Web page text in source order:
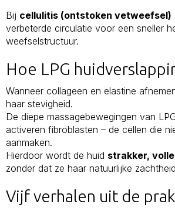
Bij cellulitis (ontstoken vetweefsel)
verbeterde circulatie voor een sneller
weefselstructuur.
Hoe LPG
Wanneer collageen en elastine
haar stevigheid.
De diepe massagebewegingen van
activeren fibroblasten – de cellen die
aanmaken.
Hierdoor wordt de huid strakker,
zonder dat ze haar natuurlijke
Vijf verhalen uit de